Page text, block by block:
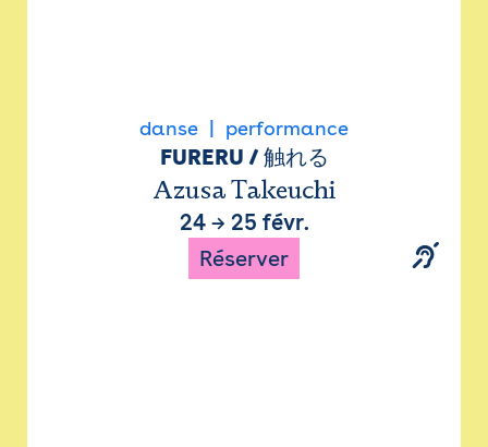
danse performance
FURERU / 触れる
Azusa Takeuchi
24→ 25 févr.
Réserver